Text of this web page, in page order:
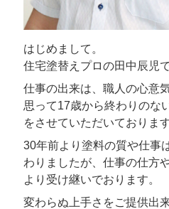
はじめまして。
住宅塗替えプロの田中辰児で
仕事の出来は、職人の心意
思って17歳から終わりのな
をさせていただいております
30年前より塗料の質や仕事
わりましたが、仕事の仕方
より受け継いでおります。
変わらぬ上手さをご提供出